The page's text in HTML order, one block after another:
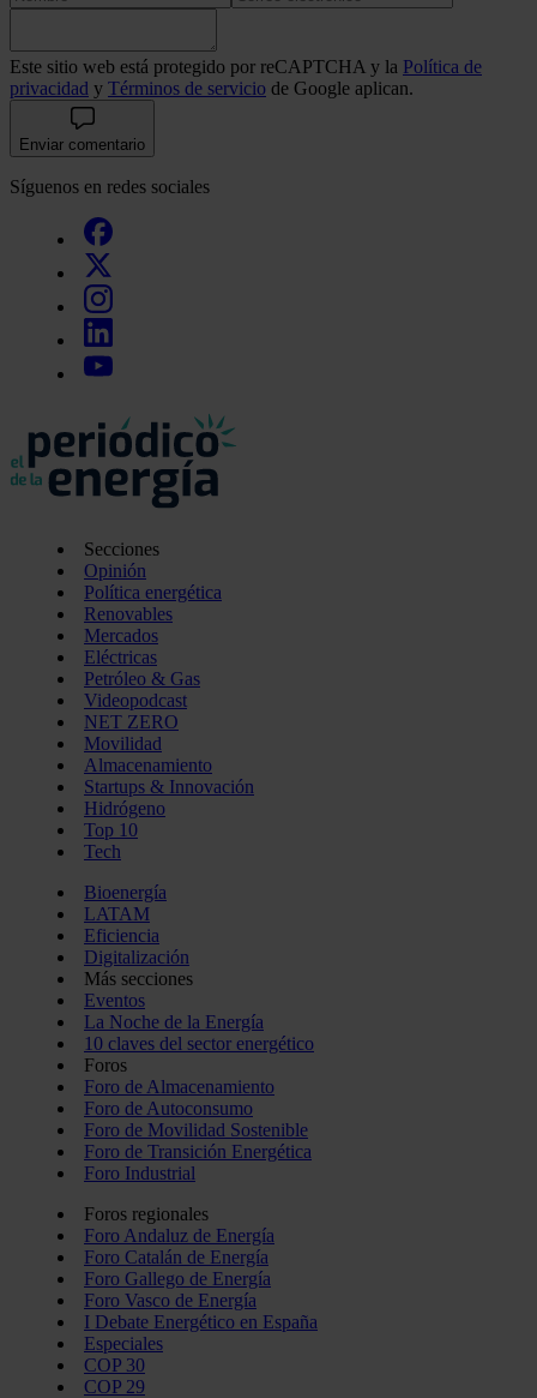
Este sitio web está protegido por reCAPTCHA y la Política de
privacidad y Términos de servicio de Google aplican.
Enviar comentario
Síguenos en redes sociales
Secciones
Opinión
Política energética
Renovables
Mercados
Eléctricas
Petróleo & Gas
Videopodcast
NET ZERO
Movilidad
Almacenamiento
Startups & Innovación
Hidrógeno
Top 10
Tech
Bioenergía
LATAM
Eficiencia
Digitalización
Más secciones
Eventos
La Noche de la Energía
10 claves del sector energético
Foros
Foro de Almacenamiento
Foro de Autoconsumo
Foro de Movilidad Sostenible
Foro de Transición Energética
Foro Industrial
Foros regionales
Foro Andaluz de Energía
Foro Catalán de Energía
Foro Gallego de Energía
Foro Vasco de Energía
I Debate Energético en España
Especiales
COP 30
COP 29